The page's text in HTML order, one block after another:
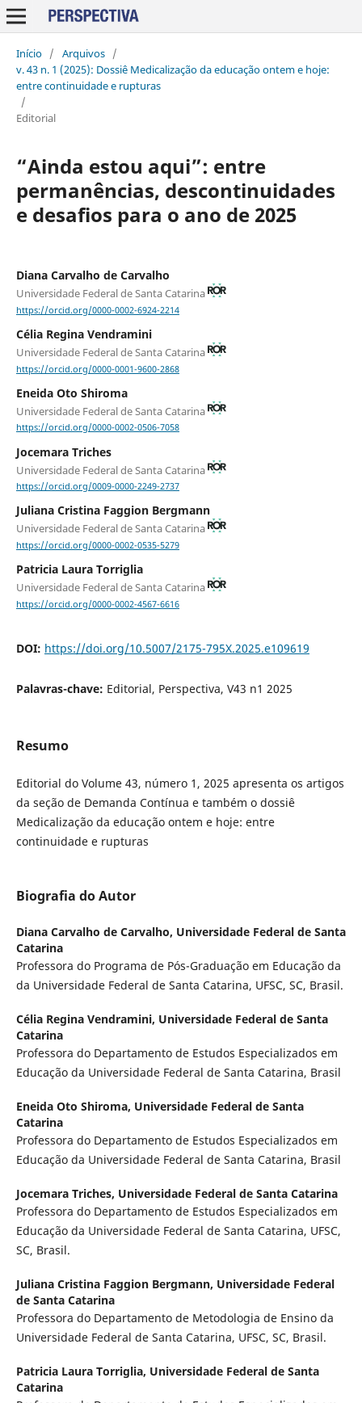
Início / Arquivos /
v. 43 n. 1 (2025): Dossiê Medicalização da educação ontem e hoje:
entre continuidade e rupturas
/
Editorial
“Ainda estou aqui”: entre
permanências, descontinuidades
e desafios para o ano de 2025
Diana Carvalho de Carvalho
Universidade Federal de Santa Catarina
https://orcid.org/0000-0002-6924-2214
Célia Regina Vendramini
Universidade Federal de Santa Catarina
https://orcid.org/0000-0001-9600-2868
Eneida Oto Shiroma
Universidade Federal de Santa Catarina
https://orcid.org/0000-0002-0506-7058
Jocemara Triches
Universidade Federal de Santa Catarina
https://orcid.org/0009-0000-2249-2737
Juliana Cristina Faggion Bergmann
Universidade Federal de Santa Catarina
https://orcid.org/0000-0002-0535-5279
Patricia Laura Torriglia
Universidade Federal de Santa Catarina
https://orcid.org/0000-0002-4567-6616
DOI: https://doi.org/10.5007/2175-795X.2025.e109619
Palavras-chave: Editorial, Perspectiva, V43 n1 2025
Resumo
Editorial do Volume 43, número 1, 2025 apresenta os artigos
da seção de Demanda Contínua e também o dossiê
Medicalização da educação ontem e hoje: entre
continuidade e rupturas
Biografia do Autor
Diana Carvalho de Carvalho, Universidade Federal de Santa
Catarina
Professora do Programa de Pós-Graduação em Educação da
da Universidade Federal de Santa Catarina, UFSC, SC, Brasil.
Célia Regina Vendramini, Universidade Federal de Santa
Catarina
Professora do Departamento de Estudos Especializados em
Educação da Universidade Federal de Santa Catarina, Brasil
Eneida Oto Shiroma, Universidade Federal de Santa
Catarina
Professora do Departamento de Estudos Especializados em
Educação da Universidade Federal de Santa Catarina, Brasil
Jocemara Triches, Universidade Federal de Santa Catarina
Professora do Departamento de Estudos Especializados em
Educação da Universidade Federal de Santa Catarina, UFSC,
SC, Brasil.
Juliana Cristina Faggion Bergmann, Universidade Federal
de Santa Catarina
Professora do Departamento de Metodologia de Ensino da
Universidade Federal de Santa Catarina, UFSC, SC, Brasil.
Patricia Laura Torriglia, Universidade Federal de Santa
Catarina